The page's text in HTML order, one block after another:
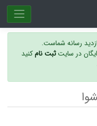
رسانه شماست.
در سایتثبت نامکنید